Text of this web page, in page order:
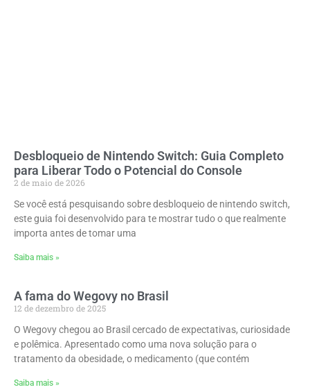
Desbloqueio de Nintendo Switch: Guia Completo
para Liberar Todo o Potencial do Console
2 de maio de 2026
Se você está pesquisando sobre desbloqueio de nintendo switch,
este guia foi desenvolvido para te mostrar tudo o que realmente
importa antes de tomar uma
Saiba mais »
A fama do Wegovy no Brasil
12 de dezembro de 2025
O Wegovy chegou ao Brasil cercado de expectativas, curiosidade
e polêmica. Apresentado como uma nova solução para o
tratamento da obesidade, o medicamento (que contém
Saiba mais »